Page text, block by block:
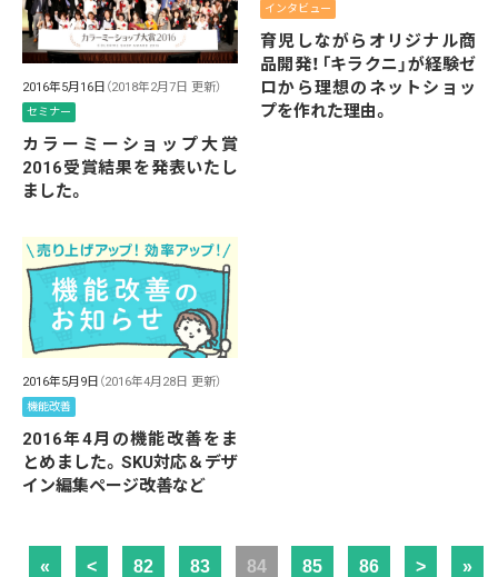
2016年5月16日 （2018年2月7日 更新）
セミナー
カラーミーショップ大賞
2016受賞結果を発表いたし
ました。
インタビュー
育児しながらオリジナル商
品開発！「キラクニ」が経験ゼ
ロから理想のネットショッ
プを作れた理由。
2016年5月9日 （2016年4月28日 更新）
機能改善
2016年4月の機能改善をま
とめました。SKU対応＆デザ
イン編集ページ改善など
« < 82 83 84 85 86 > »